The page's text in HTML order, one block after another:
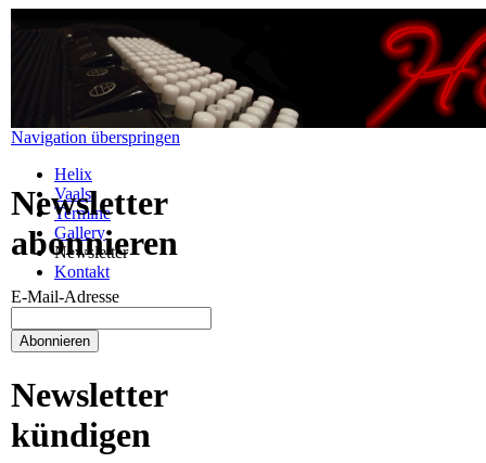
Navigation überspringen
Helix
Vaals
Termine
Gallery
Newsletter
Kontakt
Newsletter
abonnieren
E-Mail-Adresse
Newsletter
kündigen